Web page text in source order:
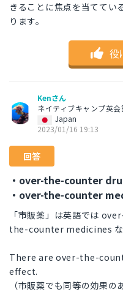
きることに焦点を当ててい
ります。
役
Kenさん
ネイティブキャンプ英
Japan
2023/01/16 19:13
回答
・over-the-counter
・over-the-counter
「市販薬」は英語では
the-counter medicines な
There are over-the-
effect.
（市販薬でも同等の効果の